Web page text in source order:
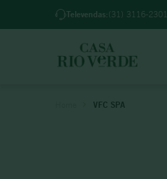
Televendas: (31) 3116-2301
VFC SPA